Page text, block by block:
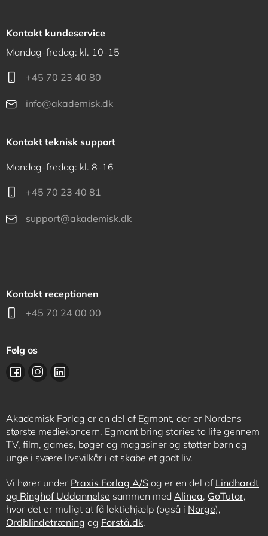
Kontakt kundeservice
Mandag-fredag: kl. 10-15
+45 70 23 40 80
info@akademisk.dk
Kontakt teknisk support
Mandag-fredag: kl. 8-16
+45 70 23 40 81
support@akademisk.dk
Kontakt receptionen
+45 70 24 00 00
Følg os
Akademisk Forlag er en del af Egmont, der er Nordens
største mediekoncern. Egmont bring stories to life gennem
TV, film, games, bøger og magasiner og støtter børn og
unge i svære livsvilkår i at skabe et godt liv.
Vi hører under Praxis Forlag A/S og er en del af Lindhardt
og Ringhof Uddannelse sammen med Alinea, GoTutor,
hvor det er muligt at få lektiehjælp (også i Norge),
Ordblindetræning og Forstå.dk.